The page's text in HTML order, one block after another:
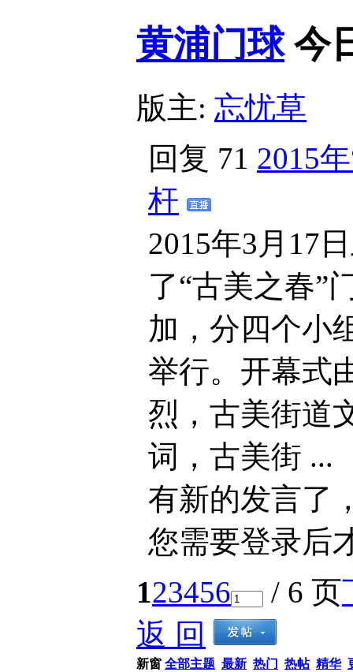
黄浦门球 今
版主: 忘忧草
回复 71 2015
杆
2015年3月17
了“古美之春”
加，分四个小
举行。开幕式
烈，古美街道
词，古美街 ...
有新的发言了
您需要登录后
123456 / 6 页
返 回
新窗 全部主题 最新 热门 热帖 精华